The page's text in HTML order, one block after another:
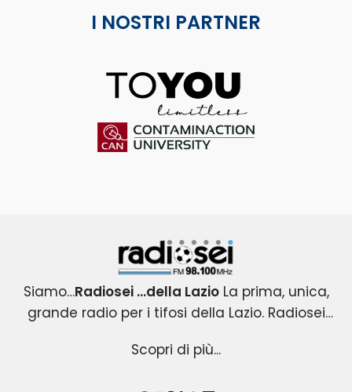
I NOSTRI PARTNER
ToYou
Radiosei 98.100 FM
Siamo…Radiosei …della LazioLa prima, unica,
grande radio per i tifosi della Lazio. Radiosei
diventa immediatamente la loro VOCE.
originale, che copre tutti gli eventi agonistici del
Scopri di più...